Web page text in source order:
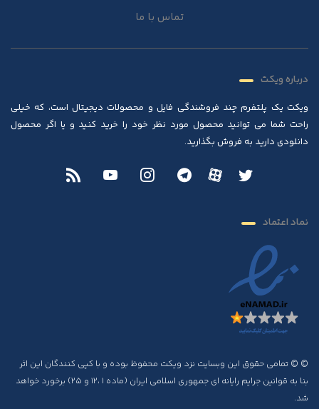
تماس با ما
درباره ویکت
ویکت یک پلتفرم چند فروشندگی فایل و محصولات دیجیتال است، که خیلی
راحت شما می توانید محصول مورد نظر خود را خرید کنید و یا اگر محصول
دانلودی دارید به فروش بگذارید.
نماد اعتماد
© © تمامی حقوق این وبسایت نزد ویکت محفوظ بوده و با کپی کنندگان این اثر
بنا به قوانین جرایم رایانه ای جمهوری اسلامی ایران (ماده ۱ ،۱۲ و ۲۵) برخورد خواهد
شد.